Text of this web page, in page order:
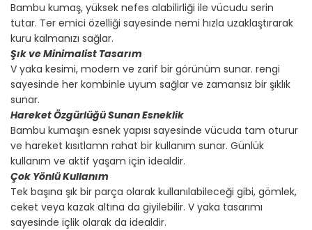
Bambu kumaş, yüksek nefes alabilirliği ile vücudu serin
tutar. Ter emici özelliği sayesinde nemi hızla uzaklaştırarak
kuru kalmanızı sağlar.
Şık ve Minimalist Tasarım
V yaka kesimi, modern ve zarif bir görünüm sunar. rengi
sayesinde her kombinle uyum sağlar ve zamansız bir şıklık
sunar.
Hareket Özgürlüğü Sunan Esneklik
Bambu kumaşın esnek yapısı sayesinde vücuda tam oturur
ve hareket kısıtlamn rahat bir kullanım sunar. Günlük
kullanım ve aktif yaşam için idealdir.
Çok Yönlü Kullanım
Tek başına şık bir parça olarak kullanılabileceği gibi, gömlek,
ceket veya kazak altına da giyilebilir. V yaka tasarımı
sayesinde içlik olarak da idealdir.